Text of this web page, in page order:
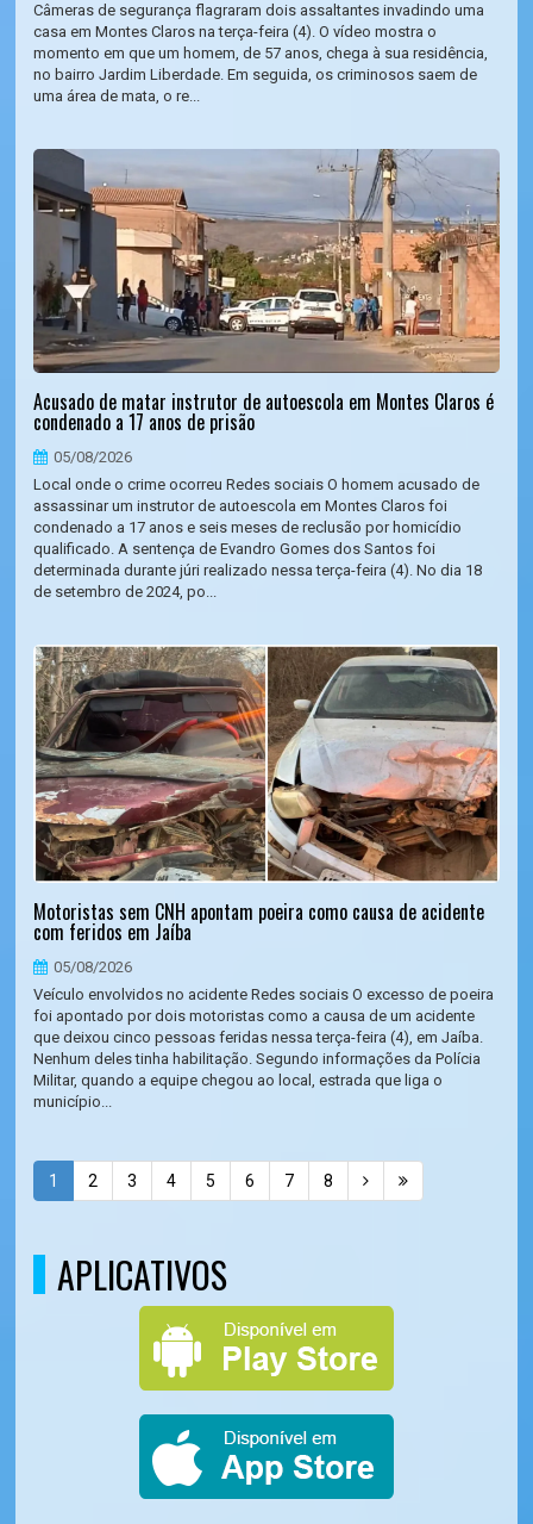
Câmeras de segurança flagraram dois assaltantes invadindo uma
casa em Montes Claros na terça-feira (4). O vídeo mostra o
momento em que um homem, de 57 anos, chega à sua residência,
no bairro Jardim Liberdade. Em seguida, os criminosos saem de
uma área de mata, o re...
Acusado de matar instrutor de autoescola em Montes Claros é
condenado a 17 anos de prisão
05/08/2026
Local onde o crime ocorreu Redes sociais O homem acusado de
assassinar um instrutor de autoescola em Montes Claros foi
condenado a 17 anos e seis meses de reclusão por homicídio
qualificado. A sentença de Evandro Gomes dos Santos foi
determinada durante júri realizado nessa terça-feira (4). No dia 18
de setembro de 2024, po...
Motoristas sem CNH apontam poeira como causa de acidente
com feridos em Jaíba
05/08/2026
Veículo envolvidos no acidente Redes sociais O excesso de poeira
foi apontado por dois motoristas como a causa de um acidente
que deixou cinco pessoas feridas nessa terça-feira (4), em Jaíba.
Nenhum deles tinha habilitação. Segundo informações da Polícia
Militar, quando a equipe chegou ao local, estrada que liga o
município...
1 2 3 4 5 6 7 8
APLICATIVOS